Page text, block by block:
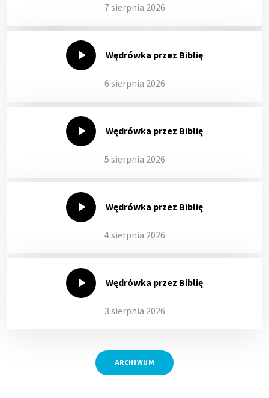
7 sierpnia 2026
Wędrówka przez Biblię
6 sierpnia 2026
Wędrówka przez Biblię
5 sierpnia 2026
Wędrówka przez Biblię
4 sierpnia 2026
Wędrówka przez Biblię
3 sierpnia 2026
ARCHIWUM